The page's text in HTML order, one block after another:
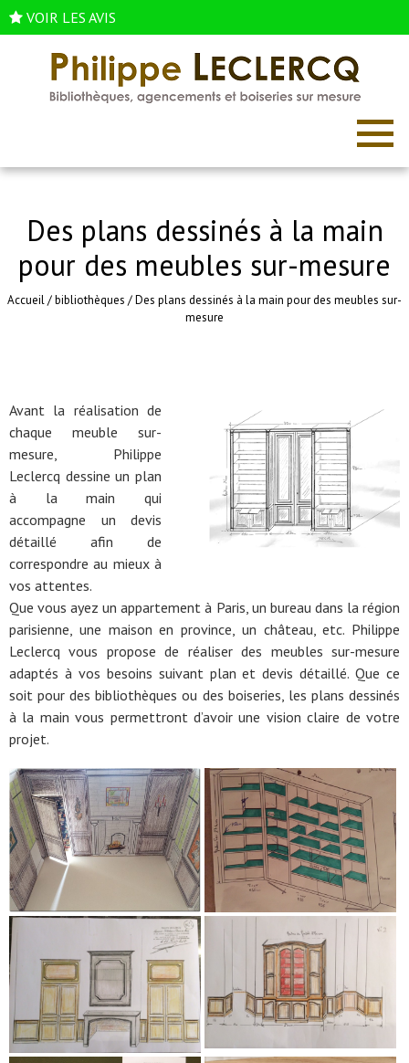
VOIR LES AVIS
Des plans dessinés à la main
pour des meubles sur-mesure
Accueil/bibliothèques /Des plans dessinés à la main pour des meubles sur-
mesure
Avant la réalisation de
chaque meuble sur-
mesure, Philippe
Leclercq dessine un plan
à la main qui
accompagne un devis
détaillé afin de
correspondre au mieux à
vos attentes.
Que vous ayez un appartement à Paris, un bureau dans la région
parisienne, une maison en province, un château, etc. Philippe
Leclercq vous propose de réaliser des meubles sur-mesure
adaptés à vos besoins suivant plan et devis détaillé. Que ce
soit pour des bibliothèques ou des boiseries, les plans dessinés
à la main vous permettront d’avoir une vision claire de votre
projet.